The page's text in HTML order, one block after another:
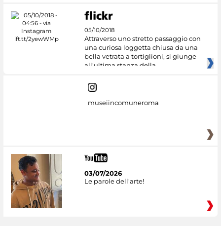
05/10/2018
Attraverso uno stretto passaggio con
una curiosa loggetta chiusa da una
bella vetrata a tortiglioni, si giunge
all'ultima stanza della
museiincomuneroma
03/07/2026
Le parole dell'arte!